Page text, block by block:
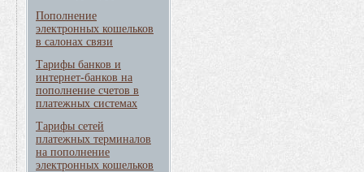
Пополнение
электронных кошельков
в салонах связи
Тарифы банков и
интернет-банков на
пополнение счетов в
платежных системах
Тарифы сетей
платежных терминалов
на пополнение
электронных кошельков